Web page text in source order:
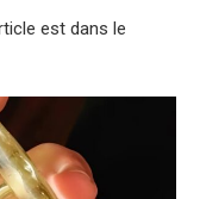
est dans le